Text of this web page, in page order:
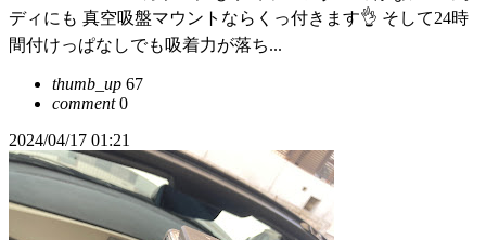
ディにも 真空吸盤マウントならくっ付きます👌 そして24時
間付けっぱなしでも吸着力が落ち...
thumb_up 67
comment0
2024/04/17 01:21